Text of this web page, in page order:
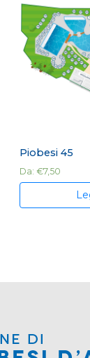
Piobesi 45
Da: €7,50